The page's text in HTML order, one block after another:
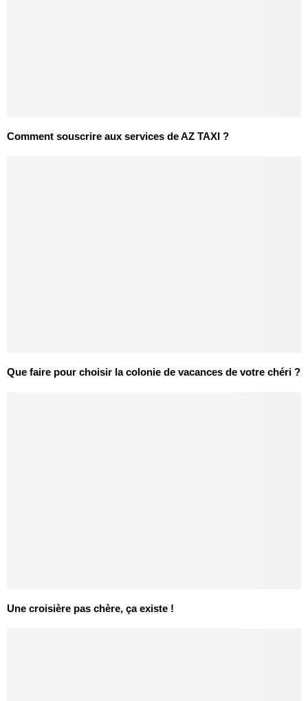
Comment souscrire aux services de AZ TAXI ?
Que faire pour choisir la colonie de vacances de votre chéri ?
Une croisière pas chère, ça existe !